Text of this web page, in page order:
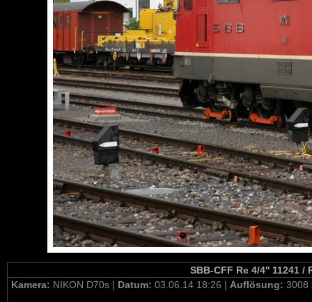
SBB-CFF Re 4/4'' 11241 /
Kamera: NIKON D70s | Datum: 03.06.14 18:26 | Auflösung: 3008